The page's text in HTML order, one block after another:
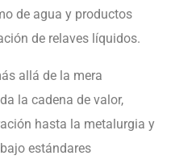
de agua y productos
de relaves líquidos.
allá de la mera
la cadena de valor,
hasta la metalurgia y
estándares